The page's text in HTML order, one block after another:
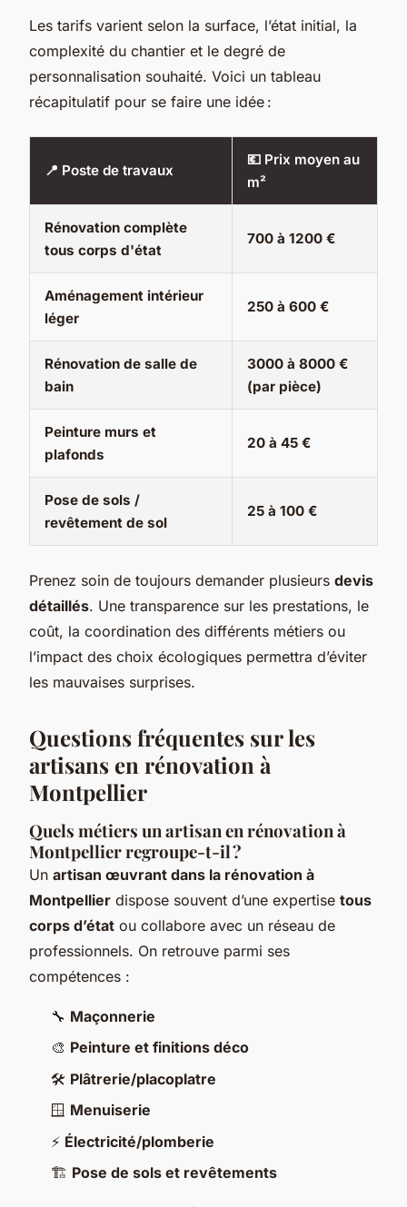
Les tarifs varient selon la surface, l’état initial, la
complexité du chantier et le degré de
personnalisation souhaité. Voici un tableau
récapitulatif pour se faire une idée :
📍 Poste de travaux
💶 Prix moyen au
m²
Rénovation complète
tous corps d'état
700 à 1200 €
Aménagement intérieur
léger
250 à 600 €
Rénovation de salle de
bain
3000 à 8000 €
(par pièce)
Peinture murs et
plafonds
20 à 45 €
Pose de sols /
revêtement de sol
25 à 100 €
Prenez soin de toujours demander plusieurs devis
détaillés. Une transparence sur les prestations, le
coût, la coordination des différents métiers ou
l’impact des choix écologiques permettra d’éviter
les mauvaises surprises.
Questions fréquentes sur les
artisans en rénovation à
Montpellier
Quels métiers un artisan en rénovation à
Montpellier regroupe-t-il ?
Un artisan œuvrant dans la rénovation à
Montpellier dispose souvent d’une expertise tous
corps d’état ou collabore avec un réseau de
professionnels. On retrouve parmi ses
compétences :
🔧 Maçonnerie
🎨 Peinture et finitions déco
🛠️ Plâtrerie/placoplatre
🪟 Menuiserie
⚡ Électricité/plomberie
🏗️ Pose de sols et revêtements